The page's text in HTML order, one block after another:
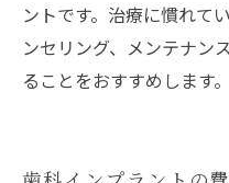
ントです。治療に慣れて
ンセリング、メンテナン
ることをおすすめします。